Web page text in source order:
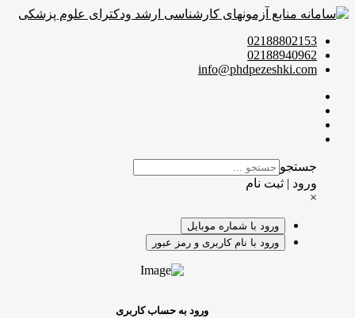
02188802153
02188940962
info@phdpezeshki.com
جستجو
ورود | ثبت نام
×
ورود با شماره موبایل
ورود با نام کاربری و رمز عبور
ورود به حساب کاربری